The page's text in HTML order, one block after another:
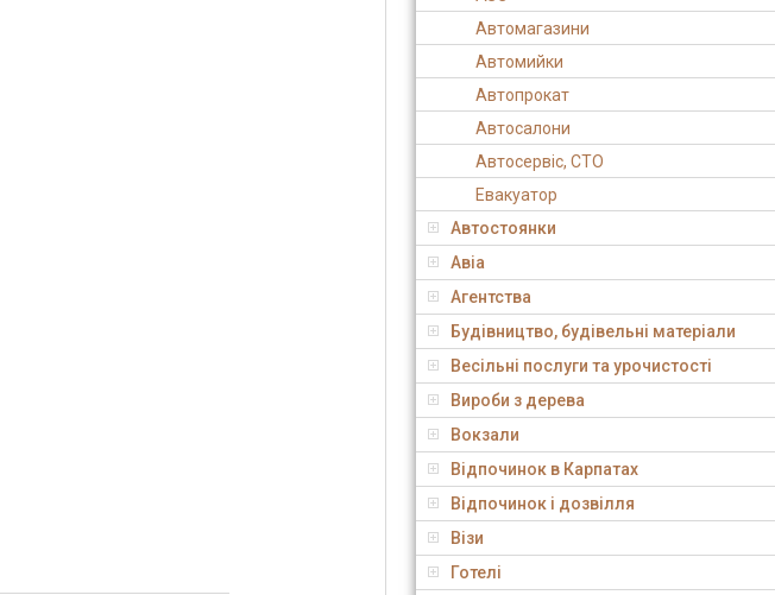
Автомагазини
Автомийки
Автопрокат
Автосалони
Автосервіс, СТО
Евакуатор
Автостоянки
Авіа
Агентства
Будівництво, будівельні матеріали
Весільні послуги та урочистості
Вироби з дерева
Вокзали
Відпочинок в Карпатах
Відпочинок і дозвілля
Візи
Готелі